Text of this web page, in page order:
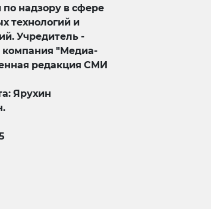
надзору в сфере
технологий и
Учредитель -
"Медиа-
редакция СМИ
Ярухин